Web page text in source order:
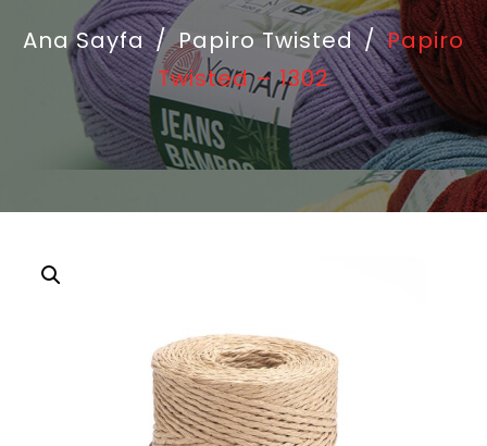
Ana Sayfa / Papiro Twisted / Papiro
Twisted – 1302